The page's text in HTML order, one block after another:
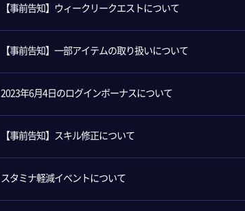
【事前告知】ウィークリークエストについて
【事前告知】一部アイテムの取り扱いについて
2023年6月4日のログインボーナスについて
【事前告知】スキル修正について
スタミナ軽減イベントについて